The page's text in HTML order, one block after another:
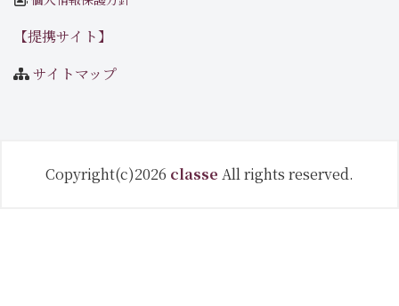
【提携サイト】
サイトマップ
Copyright(c)2026 classe All rights reserved.